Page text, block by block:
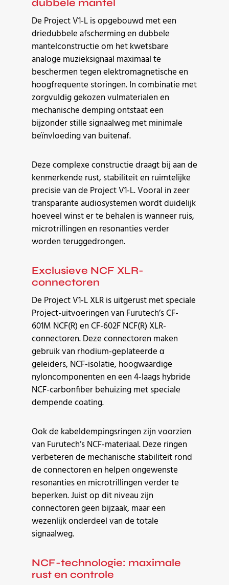
dubbele mantel
De Project V1-L is opgebouwd met een
driedubbele afscherming en dubbele
mantelconstructie om het kwetsbare
analoge muzieksignaal maximaal te
beschermen tegen elektromagnetische en
hoogfrequente storingen. In combinatie met
zorgvuldig gekozen vulmaterialen en
mechanische demping ontstaat een
bijzonder stille signaalweg met minimale
beïnvloeding van buitenaf.
Deze complexe constructie draagt bij aan de
kenmerkende rust, stabiliteit en ruimtelijke
precisie van de Project V1-L. Vooral in zeer
transparante audiosystemen wordt duidelijk
hoeveel winst er te behalen is wanneer ruis,
microtrillingen en resonanties verder
worden teruggedrongen.
Exclusieve NCF XLR-
connectoren
De Project V1-L XLR is uitgerust met speciale
Project-uitvoeringen van Furutech’s CF-
601M NCF(R) en CF-602F NCF(R) XLR-
connectoren. Deze connectoren maken
gebruik van rhodium-geplateerde α
geleiders, NCF-isolatie, hoogwaardige
nyloncomponenten en een 4-laags hybride
NCF-carbonfiber behuizing met speciale
dempende coating.
Ook de kabeldempingsringen zijn voorzien
van Furutech’s NCF-materiaal. Deze ringen
verbeteren de mechanische stabiliteit rond
de connectoren en helpen ongewenste
resonanties en microtrillingen verder te
beperken. Juist op dit niveau zijn
connectoren geen bijzaak, maar een
wezenlijk onderdeel van de totale
signaalweg.
NCF-technologie: maximale
rust en controle